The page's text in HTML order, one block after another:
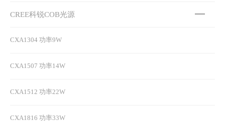
CREE科锐COB光源
CXA1304 功率9W
CXA1507 功率14W
CXA1512 功率22W
CXA1816 功率33W